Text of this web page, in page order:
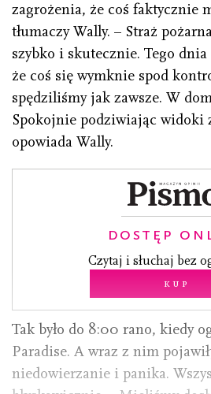
zagrożenia, że coś faktycznie
tłumaczy Wally. – Straż
szybko i skutecznie. Tego
że coś się wymknie spod
spędziliśmy jak zawsze. W
Spokojnie podziwiając widoki
opowiada Wally.
DOSTĘP
Czytaj i słuchaj bez
Kup
Tak było do 8:00 rano, kiedy
Paradise. A wraz z nim
niedowierzanie i panika.